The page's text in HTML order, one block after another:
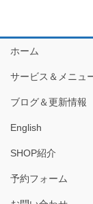
ホーム
サービス＆メニュ
ブログ＆更新情報
English
SHOP紹介
予約フォーム